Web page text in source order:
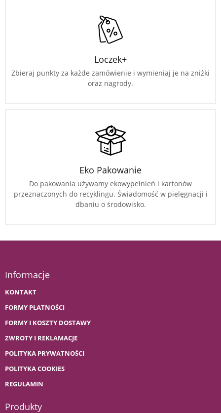
Loczek+
Zbieraj punkty za każde zamówienie i wymieniaj je na zniżki
oraz nagrody.
Eko Pakowanie
Do pakowania używamy ekowypełnień i kartonów
przeznaczonych do recyklingu. Świadomość w pielęgnacji i
dbaniu o środowisko.
Informacje
KONTAKT
FORMY PŁATNOŚCI
FORMY I KOSZTY DOSTAWY
ZWROTY I REKLAMACJE
POLITYKA PRYWATNOŚCI
POLITYKA COOKIES
REGULAMIN
Produkty